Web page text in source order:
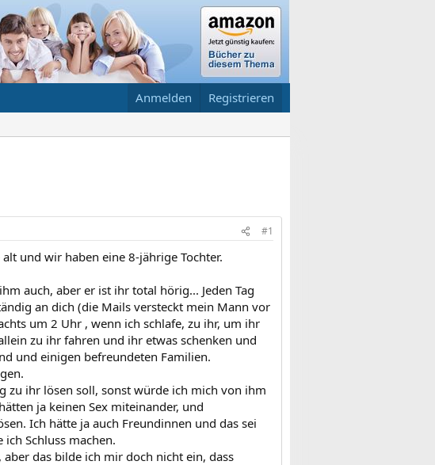
Anmelden Registrieren
#1
und wir haben eine 8-jährige Tochter.
auch, aber er ist ihr total hörig... Jeden Tag
an dich (die Mails versteckt mein Mann vor
um 2 Uhr , wenn ich schlafe, zu ihr, um ihr
zu ihr fahren und ihr etwas schenken und
und einigen befreundeten Familien.
zu ihr lösen soll, sonst würde ich mich von ihm
ja keinen Sex miteinander, und
Ich hätte ja auch Freundinnen und das sei
Schluss machen.
das bilde ich mir doch nicht ein, dass